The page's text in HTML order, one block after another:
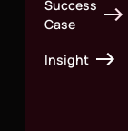
Success
Case
Insight